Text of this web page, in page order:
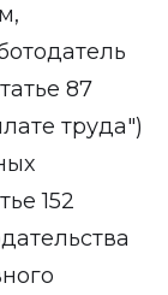
87
труда")
152